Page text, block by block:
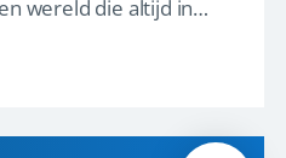
wereld die altijd in
wanneer zich
juist dat maak...